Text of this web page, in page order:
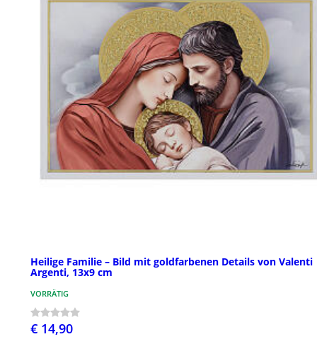
Heilige Familie – Bild mit goldfarbenen Details von Valenti
Argenti, 13x9 cm
VORRÄTIG
€ 14,90